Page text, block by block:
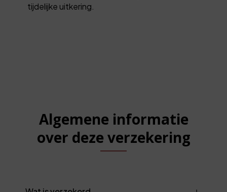
tijdelijke uitkering.
Algemene informatie
over deze verzekering